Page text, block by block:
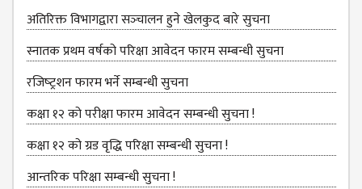
CLASS ROUTINE
EXAM ROUTINE
ADMISSION
FORMS
EXAMINATION
FORMS
QUESTIONNAIRE
अतिरिक्त विभागद्वारा सञ्‍चालन हुने खेलकुद बारे सुचना
स्नातक प्रथम वर्षको परिक्षा आवेदन फारम सम्बन्धी सुचना
रजिष्‍ट्रशन फारम भर्ने सम्बन्धी सुचना
कक्षा १२ को परीक्षा फारम आवेदन सम्बन्धी सुचना !
कक्षा १२ को ग्रड वृद्धि परिक्षा सम्बन्धी सुचना !
आन्तरिक परिक्षा सम्बन्धी सुचना !